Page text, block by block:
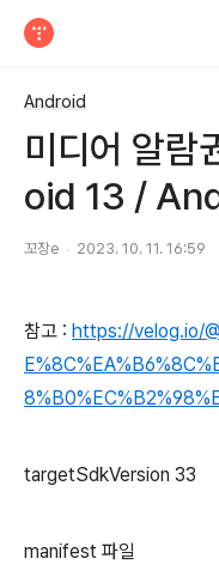
Android
미디어 알람
oid 13 /
꼬장e 2023. 10. 11. 16:59
참고 : https://velog.io/
targetSdkVersion 33
manifest 파일